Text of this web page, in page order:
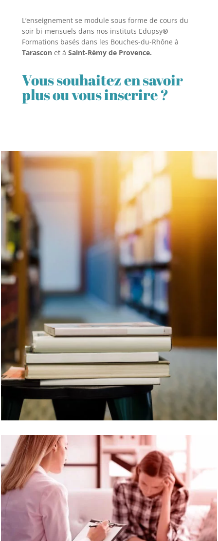
L’enseignement se module sous forme de cours du
soir bi-mensuels dans nos instituts Edupsy®
Formations basés dans les Bouches-du-Rhône à
Tarasconet à Saint-Rémy de Provence.
Vous souhaitez en savoir
plus ou vous inscrire ?